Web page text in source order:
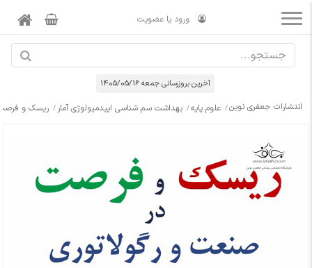
ورود یا عضویت
آخرین بروزرسانی جمعه 1405/05/16
انتشارات جعفری نوین علوم پایه بهداشت سم شناسی اپیدمیولوژی آمار ریسک و فرصت